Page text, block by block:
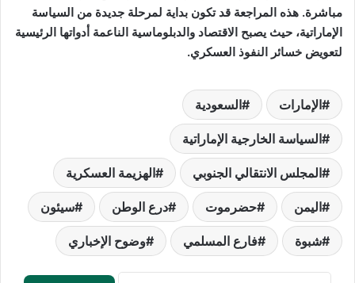
مباشرة. هذه المراجعة قد تكون بداية لمرحلة جديدة من السياسة
الإماراتية، حيث يصبح الاقتصاد والدبلوماسية الناعمة أدواتها الرئيسية
لتعويض خسائر النفوذ العسكري.
الإمارات السعودية
السياسة الخارجية الإماراتية
المجلس الانتقالي الجنوبي الهزيمة العسكرية
اليمن حضرموت درع الوطن سيئون
شبوة فارع المسلمي وضوح الإخباري